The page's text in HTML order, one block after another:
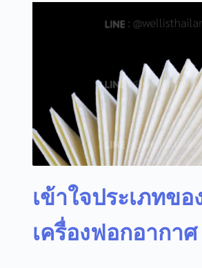
เข้าใจประเภทขอ
เครื่องฟอกอากาศ